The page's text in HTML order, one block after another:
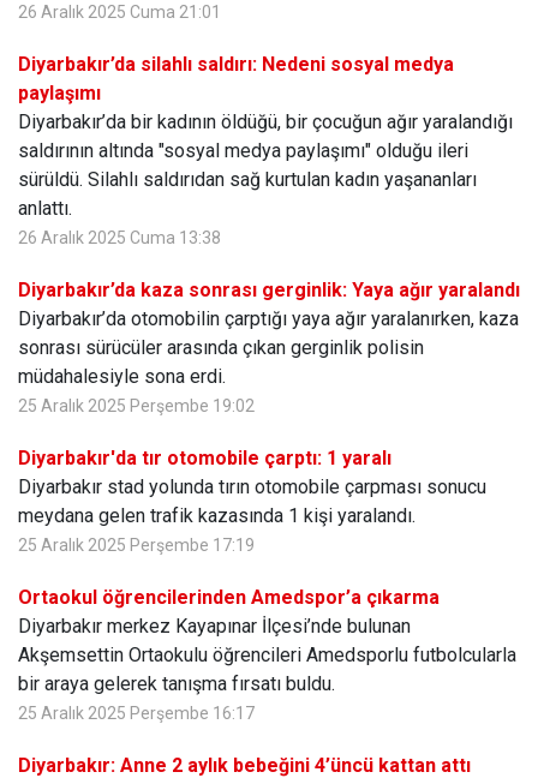
26 Aralık 2025 Cuma 21:01
Diyarbakır’da silahlı saldırı: Nedeni sosyal medya
paylaşımı
Diyarbakır’da bir kadının öldüğü, bir çocuğun ağır yaralandığı
saldırının altında "sosyal medya paylaşımı" olduğu ileri
sürüldü. Silahlı saldırıdan sağ kurtulan kadın yaşananları
anlattı.
26 Aralık 2025 Cuma 13:38
Diyarbakır’da kaza sonrası gerginlik: Yaya ağır yaralandı
Diyarbakır’da otomobilin çarptığı yaya ağır yaralanırken, kaza
sonrası sürücüler arasında çıkan gerginlik polisin
müdahalesiyle sona erdi.
25 Aralık 2025 Perşembe 19:02
Diyarbakır'da tır otomobile çarptı: 1 yaralı
Diyarbakır stad yolunda tırın otomobile çarpması sonucu
meydana gelen trafik kazasında 1 kişi yaralandı.
25 Aralık 2025 Perşembe 17:19
Ortaokul öğrencilerinden Amedspor’a çıkarma
Diyarbakır merkez Kayapınar İlçesi’nde bulunan
Akşemsettin Ortaokulu öğrencileri Amedsporlu futbolcularla
bir araya gelerek tanışma fırsatı buldu.
25 Aralık 2025 Perşembe 16:17
Diyarbakır: Anne 2 aylık bebeğini 4’üncü kattan attı